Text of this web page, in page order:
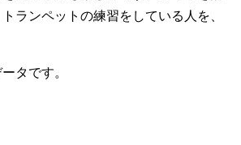
ランペットの練習をしている人を、
タです。